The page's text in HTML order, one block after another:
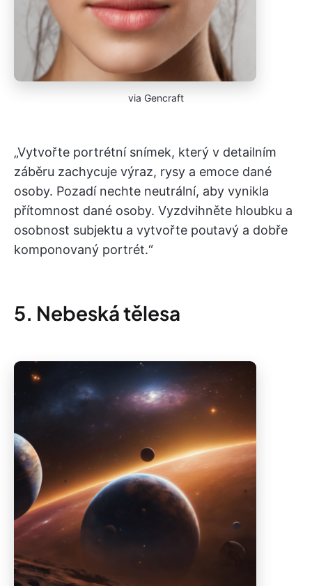
via Gencraft
„Vytvořte portrétní snímek, který v detailním
záběru zachycuje výraz, rysy a emoce dané
osoby. Pozadí nechte neutrální, aby vynikla
přítomnost dané osoby. Vyzdvihněte hloubku a
osobnost subjektu a vytvořte poutavý a dobře
komponovaný portrét.“
5. Nebeská tělesa